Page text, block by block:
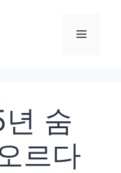
메
숨
르다